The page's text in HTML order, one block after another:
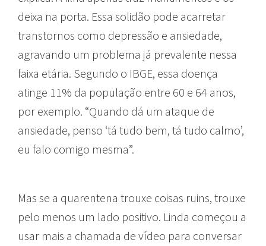
deixa na porta. Essa solidão pode acarretar
transtornos como depressão e ansiedade,
agravando um problema já prevalente nessa
faixa etária. Segundo o IBGE, essa doença
atinge 11% da população entre 60 e 64 anos,
por exemplo. “Quando dá um ataque de
ansiedade, penso ‘tá tudo bem, tá tudo calmo’,
eu falo comigo mesma”.
Mas se a quarentena trouxe coisas ruins, trouxe
pelo menos um lado positivo. Linda começou a
usar mais a chamada de vídeo para conversar